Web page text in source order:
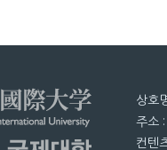
상호
주소
컨텐